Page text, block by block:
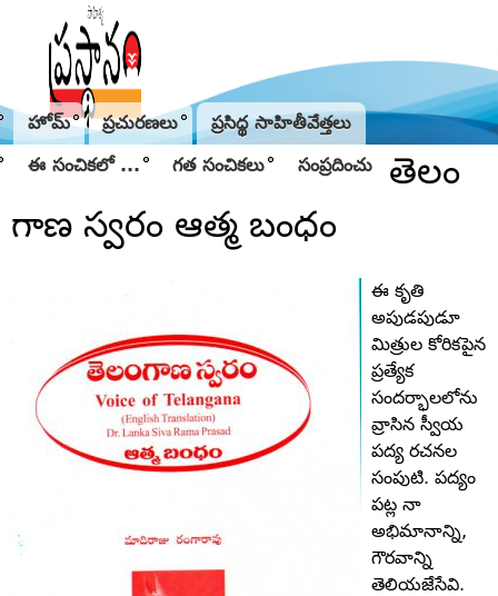
హోమ్ ప్రచురణలు ప్రసిద్థ సాహితీవేత్తలు
ఈ సంచికలో ... గత సంచికలు సంప్రదించు
తెలం
గాణ స్వరం ఆత్మ బంధం
ఈ కృతి
అపుడపుడూ
మిత్రుల కోరికపైన
ప్రత్యేక
సందర్భాలలోను
వ్రాసిన స్వీయ
పద్య రచనల
సంపుటి. పద్యం
పట్ల నా
అభిమానాన్ని,
గౌరవాన్ని
తెలియజేసేవి.